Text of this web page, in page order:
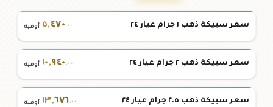
سعر سبيكة ذهب ١ جرام عيار ٢٤ ٥,٤٧٠.٠٠ أوقية
سعر سبيكة ذهب ٢ جرام عيار ٢٤ ١٠,٩٤٠ .٠٠ أوقية
سعر سبيكة ذهب ٢.٥ جرام عيار ٢٤ ١٣,٦٧٦.٠٠ أوقية